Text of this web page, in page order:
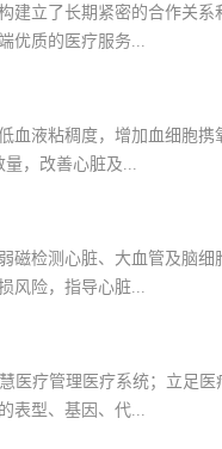
案；结合血液净化、血液吸
和致病因子；配合个性化生
建立了长期紧密的合作关系
优质的医疗服务...
临床、再生医学、分子诊断
面的专家组成联合会诊团队
血液粘稠度，增加血细胞携
量，改善心脏及...
动脉内皮损伤，减缓动脉硬
血液中的血细胞和血浆，利
性因子等，改善血流动力学
的血管内皮，保持动脉内皮
同时可以修复和激活心脏、
磁检测心脏、大血管及脑细
风险，指导心脏...
德国360检测全身各系统脏
胞能量状态；血细胞状态筛
医疗管理医疗系统；立足医
表型、基因、代...